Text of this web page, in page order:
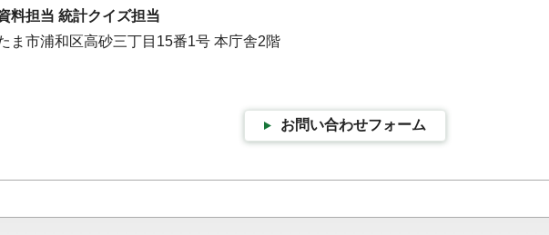
料担当 統計クイズ担当
ま市浦和区高砂三丁目15番1号 本庁舎2階
お問い合わせフォーム